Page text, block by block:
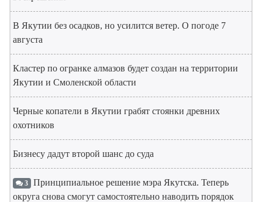
В Якутии без осадков, но усилится ветер. О погоде 7
августа
Кластер по огранке алмазов будет создан на территории
Якутии и Смоленской области
Черные копатели в Якутии грабят стоянки древних
охотников
Бизнесу дадут второй шанс до суда
3 Принципиальное решение мэра Якутска. Теперь
округа снова смогут самостоятельно наводить порядок